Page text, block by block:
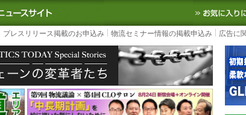
｜国内最大の物流ニュースサイト3PL, SCMなど国内外の最新
プレスリリース掲載のお申込み 物流セミナー情報の掲載申込み 広告に